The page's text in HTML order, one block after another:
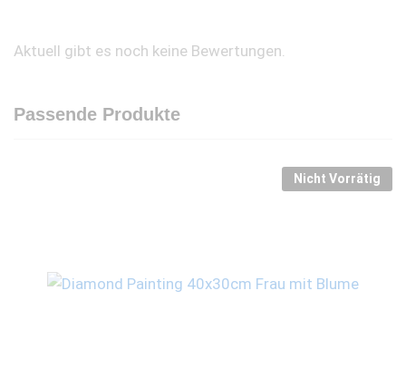
Aktuell gibt es noch keine Bewertungen.
Passende Produkte
Nicht Vorrätig